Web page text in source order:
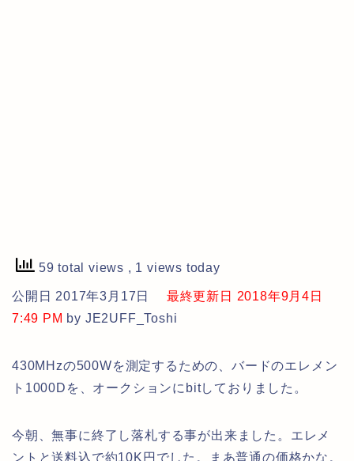
59 total views , 1 views today
公開日 2017年3月17日
最終更新日 2018年9月4日
7:49 PM by JE2UFF_Toshi
430MHzの500Wを測定するための、バードのエレメン
ト1000Dを、オークションにbitしておりました。
今朝、無事に終了し落札する事が出来ました。エレメ
ントと送料込で約10K円でした。まあ普通の価格かな。